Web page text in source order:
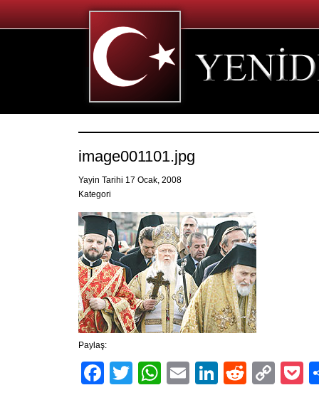
image001101.jpg
Yayin Tarihi 17 Ocak, 2008
Kategori
Paylaş:
Facebook
TwitterWhatsApp
EmailLinkedIn
Reddit